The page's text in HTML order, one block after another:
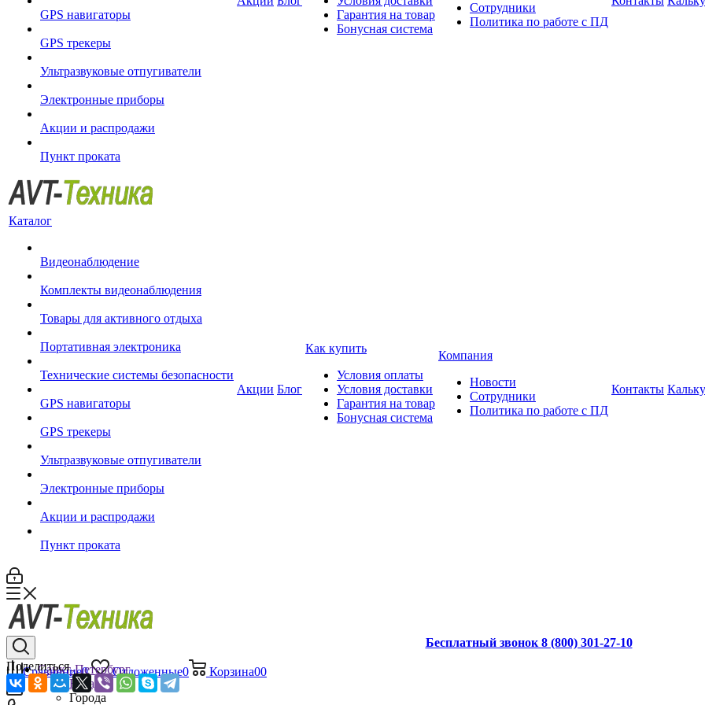
GPS навигаторы
GPS трекеры
Ультразвуковые отпугиватели
Электронные приборы
Акции и распродажи
Пункт проката
Гарантия на товар
Бонусная система
Сотрудники
Политика по работе с ПД
Каталог
Видеонаблюдение
Комплекты видеонаблюдения
Товары для активного отдыха
Портативная электроника
Технические системы безопасности
GPS навигаторы
GPS трекеры
Ультразвуковые отпугиватели
Электронные приборы
Акции и распродажи
Пункт проката
Акции Блог
Как купить
Условия оплаты
Условия доставки
Гарантия на товар
Бонусная система
Компания
Новости
Сотрудники
Политика по работе с ПД
Контакты
Сравнение0 Отложенные0 Корзина00
Бесплатный звонок 8 (800) 301-27-10
Санкт-Петербург
Назад
Города
Поделиться